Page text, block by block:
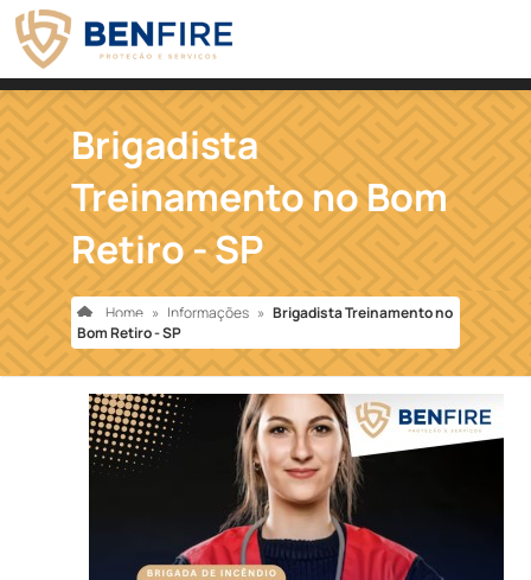
Brigadista
Treinamento no Bom
Retiro - SP
Home » Informações » Brigadista Treinamento no
Bom Retiro - SP